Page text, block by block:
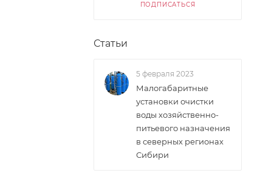
ПОДПИСАТЬСЯ
Статьи
5 февраля 2023
Малогабаритные
установки очистки
воды хозяйственно-
питьевого назначения
в северных регионах
Сибири